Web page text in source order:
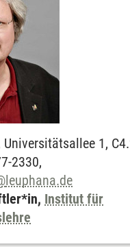
Universitätsallee 1,
2330,
leuphana.de
Institut für